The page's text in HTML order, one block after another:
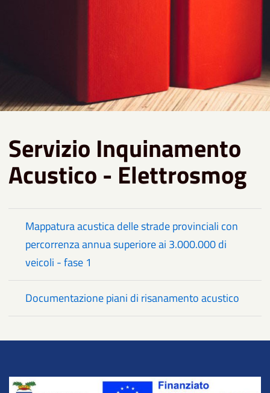
Servizio Inquinamento
Acustico - Elettrosmog
Mappatura acustica delle strade provinciali con
percorrenza annua superiore ai 3.000.000 di
veicoli - fase 1
Documentazione piani di risanamento acustico
Title